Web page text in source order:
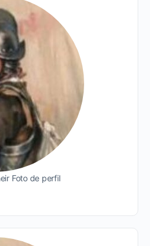
Foto de perfil